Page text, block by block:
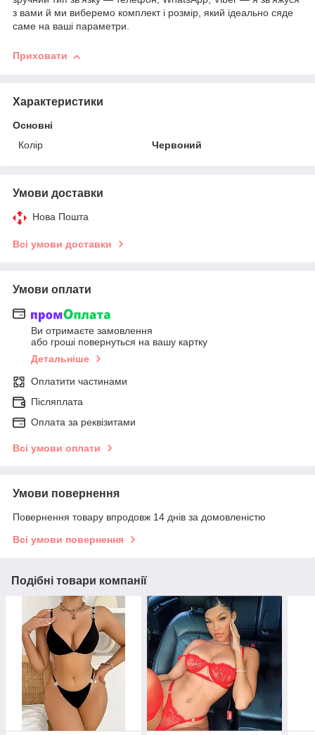
з вами й ми виберемо комплект і розмір, який ідеально сяде
саме на ваші параметри.
Приховати
Характеристики
Основні
Колір
Червоний
Умови доставки
Нова Пошта
Всі умови доставки
Умови оплати
Ви отримаєте замовлення
або гроші повернуться на вашу картку
Детальніше
Оплатити частинами
Післяплата
Оплата за реквізитами
Всі умови оплати
Умови повернення
Повернення товару впродовж 14 днів за домовленістю
Всі умови повернення
Подібні товари компанії